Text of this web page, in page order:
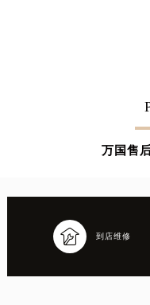
万国售
 到店维修